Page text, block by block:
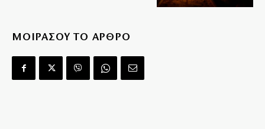
ΜΟΙΡΑΣΟΥ ΤΟ ΑΡΘΡΟ